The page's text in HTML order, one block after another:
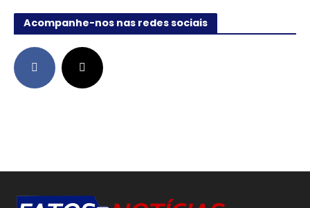
Acompanhe-nos nas redes sociais